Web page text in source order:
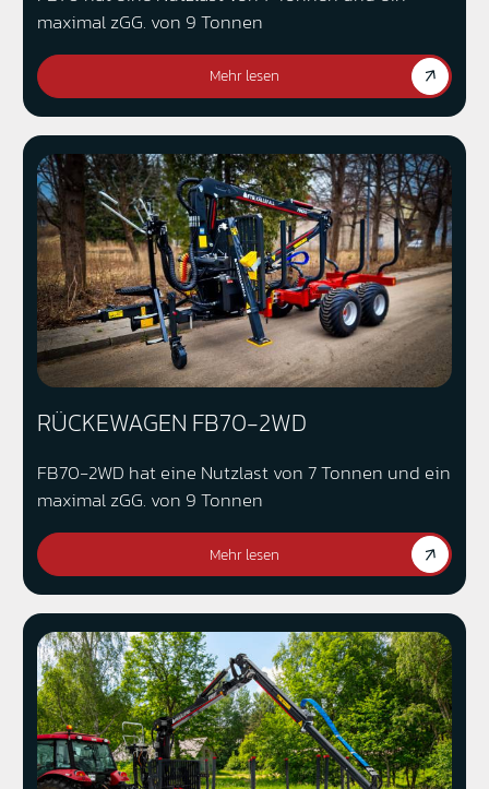
maximal zGG. von 9 Tonnen
Mehr lesen
RÜCKEWAGEN FB70-2WD
FB70-2WD hat eine Nutzlast von 7 Tonnen und ein
maximal zGG. von 9 Tonnen
Mehr lesen